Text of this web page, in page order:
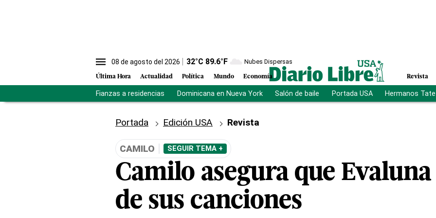
08 de agosto del 2026 32°C 89.6°F Nubes Dispersas
Última Hora Actualidad Política Mundo Economía Revista
Fianzas a residencias Dominicana en Nueva York Salón de baile Portada USA Hermanos Tate
Portada Edición USA Revista
CAMILO SEGUIR TEMA +
Camilo asegura que
de sus canciones